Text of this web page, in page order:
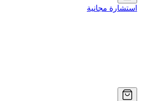
استشارة مجانية